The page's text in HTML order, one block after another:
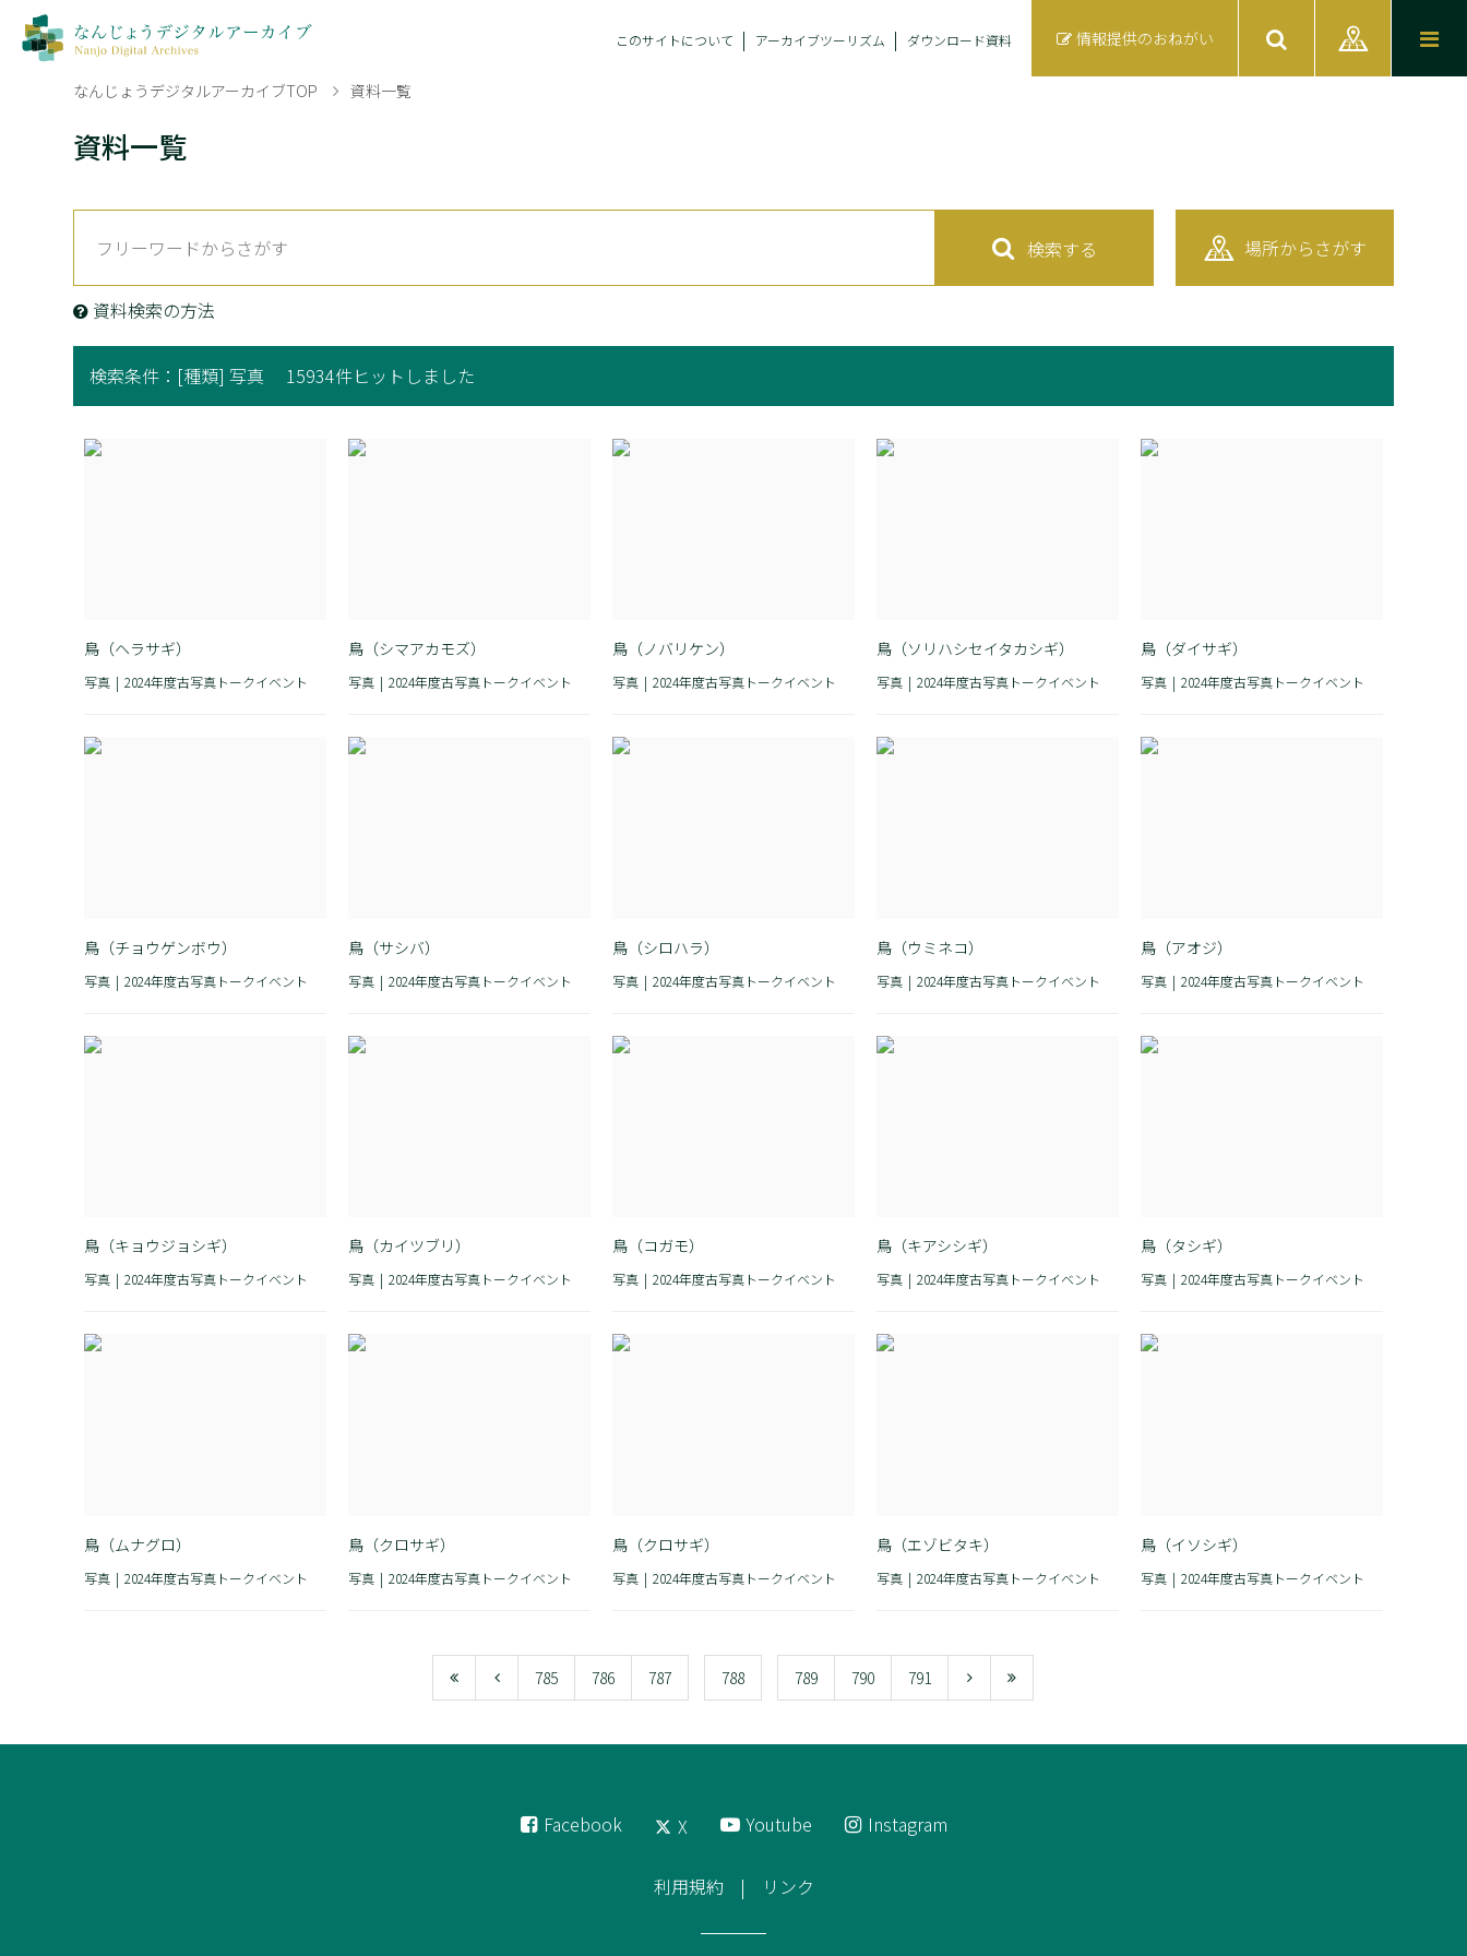
このサイトについて アーカイブツーリズム ダウンロード資料 情報提供のおねがい
なんじょうデジタルアーカイブTOP 資料一覧
資料一覧
検索する 場所からさがす
資料検索の方法
検索条件： [種類] 写真 15934件ヒットしました
鳥（ヘラサギ）
写真 2024年度古写真トークイベント
鳥（シマアカモズ）
写真 2024年度古写真トークイベント
鳥（ノバリケン）
写真 2024年度古写真トークイベント
鳥（ソリハシセイタカシギ）
写真 2024年度古写真トークイベント
鳥（ダイサギ）
写真 2024年度古写真トークイベント
鳥（チョウゲンボウ）
写真 2024年度古写真トークイベント
鳥（サシバ）
写真 2024年度古写真トークイベント
鳥（シロハラ）
写真 2024年度古写真トークイベント
鳥（ウミネコ）
写真 2024年度古写真トークイベント
鳥（アオジ）
写真 2024年度古写真トークイベント
鳥（キョウジョシギ）
写真 2024年度古写真トークイベント
鳥（カイツブリ）
写真 2024年度古写真トークイベント
鳥（コガモ）
写真 2024年度古写真トークイベント
鳥（キアシシギ）
写真 2024年度古写真トークイベント
鳥（タシギ）
写真 2024年度古写真トークイベント
鳥（ムナグロ）
写真 2024年度古写真トークイベント
鳥（クロサギ）
写真 2024年度古写真トークイベント
鳥（クロサギ）
写真 2024年度古写真トークイベント
鳥（エゾビタキ）
写真 2024年度古写真トークイベント
鳥（イソシギ）
写真 2024年度古写真トークイベント
785 786 787 788 789 790 791
Facebook X Youtube Instagram
利用規約 リンク